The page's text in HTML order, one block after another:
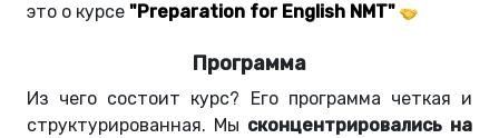
это о курсе "Preparation for English NMT"
Программа
Из чего состоит курс? Его программа четкая и
структурированная. Мы сконцентрировались на